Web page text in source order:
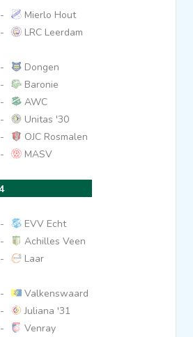
-
Mierlo Hout
-
LRC Leerdam
-
Dongen
-
Baronie
-
AWC
-
Unitas '30
-
OJC Rosmalen
- MASV
-
EVV Echt
-
Achilles Veen
-
Laar
-
Valkenswaard
-
Juliana '31
-
Venray